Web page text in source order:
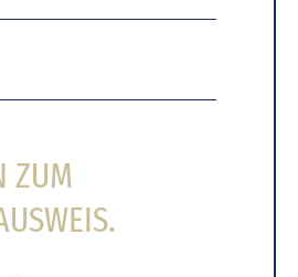
ZUM